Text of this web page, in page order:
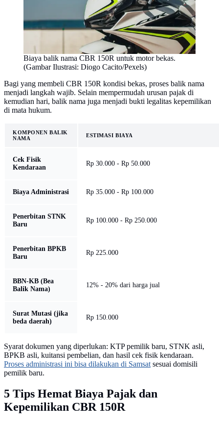
Biaya balik nama CBR 150R untuk motor bekas.
(Gambar Ilustrasi: Diogo Cacito/Pexels)
Bagi yang membeli CBR 150R kondisi bekas, proses balik nama
menjadi langkah wajib. Selain mempermudah urusan pajak di
kemudian hari, balik nama juga menjadi bukti legalitas kepemilikan
di mata hukum.
KOMPONEN BALIK
NAMA
ESTIMASI BIAYA
Cek Fisik
Kendaraan
Rp 30.000 - Rp 50.000
Biaya Administrasi Rp 35.000 - Rp 100.000
Penerbitan STNK
Baru
Rp 100.000 - Rp 250.000
Penerbitan BPKB
Baru
Rp 225.000
BBN-KB (Bea
Balik Nama)
12% - 20% dari harga jual
Surat Mutasi (jika
beda daerah)
Rp 150.000
Syarat dokumen yang diperlukan: KTP pemilik baru, STNK asli,
BPKB asli, kuitansi pembelian, dan hasil cek fisik kendaraan.
Proses administrasi ini bisa dilakukan di Samsat sesuai domisili
pemilik baru.
5 Tips Hemat Biaya Pajak dan
Kepemilikan CBR 150R